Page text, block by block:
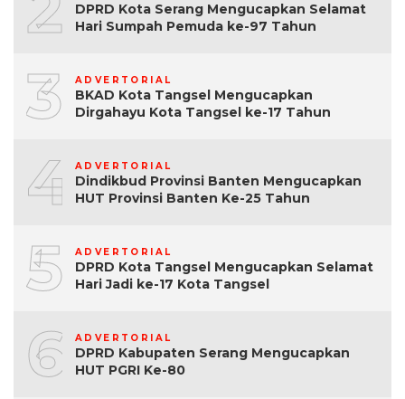
DPRD Kota Serang Mengucapkan Selamat
Hari Sumpah Pemuda ke-97 Tahun
3 ADVERTORIAL
BKAD Kota Tangsel Mengucapkan
Dirgahayu Kota Tangsel ke-17 Tahun
4 ADVERTORIAL
Dindikbud Provinsi Banten Mengucapkan
HUT Provinsi Banten Ke-25 Tahun
5 ADVERTORIAL
DPRD Kota Tangsel Mengucapkan Selamat
Hari Jadi ke-17 Kota Tangsel
6 ADVERTORIAL
DPRD Kabupaten Serang Mengucapkan
HUT PGRI Ke-80